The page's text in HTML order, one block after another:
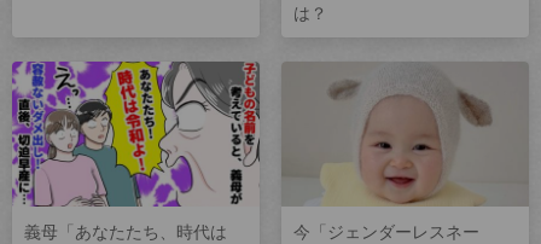
は？
義母「あなたたち、時代は
今「ジェンダーレスネー